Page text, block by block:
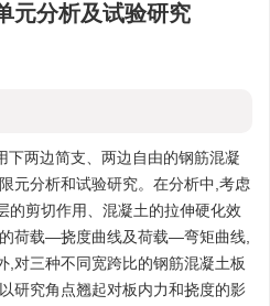
元分析及试验研究
下两边简支、两边自由的钢筋混凝
元分析和试验研究。在分析中,考虑
的剪切作用、混凝土的拉伸硬化效
荷载—挠度曲线及荷载—弯矩曲线,
,对三种不同宽跨比的钢筋混凝土板
研究角点翘起对板内力和挠度的影